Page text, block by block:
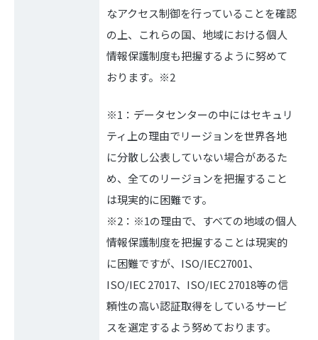
なアクセス制御を行っていることを確認
の上、これらの国、地域における個人
情報保護制度も把握するように努めて
おります。※2
※1：データセンターの中にはセキュリ
ティ上の理由でリージョンを世界各地
に分散し公表していない場合があるた
め、全てのリージョンを把握すること
は現実的に困難です。
※2：※1の理由で、すべての地域の個人
情報保護制度を把握することは現実的
に困難ですが、ISO/IEC27001、
ISO/IEC 27017、ISO/IEC 27018等の信
頼性の高い認証取得をしているサービ
スを選定するよう努めております。